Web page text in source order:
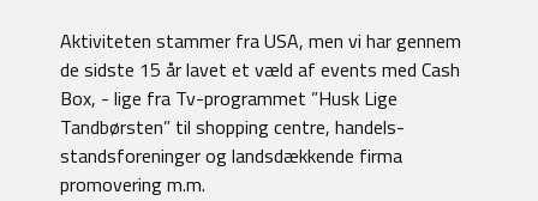
Aktiviteten stammer fra USA, men vi har gennem
de sidste 15 år lavet et væld af events med Cash
Box, - lige fra Tv-programmet ”Husk Lige
Tandbørsten” til shopping centre, handels-
standsforeninger og landsdækkende firma
promovering m.m.